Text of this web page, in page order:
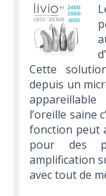
Cette
depuis un
l’oreille saine
fonction peut
pour des
amplification
avec tout de